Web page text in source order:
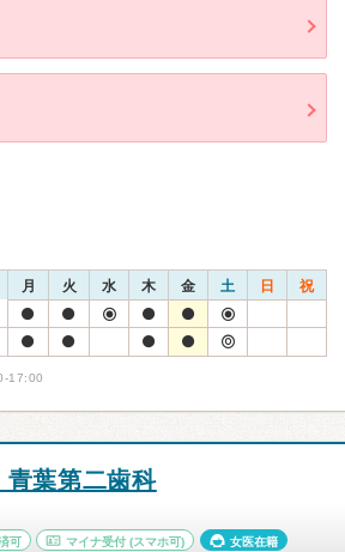
月 火 水 木 金 土 日 祝
17:00
青葉第二歯科
可 マイナ受付 (スマホ可) 女医在籍